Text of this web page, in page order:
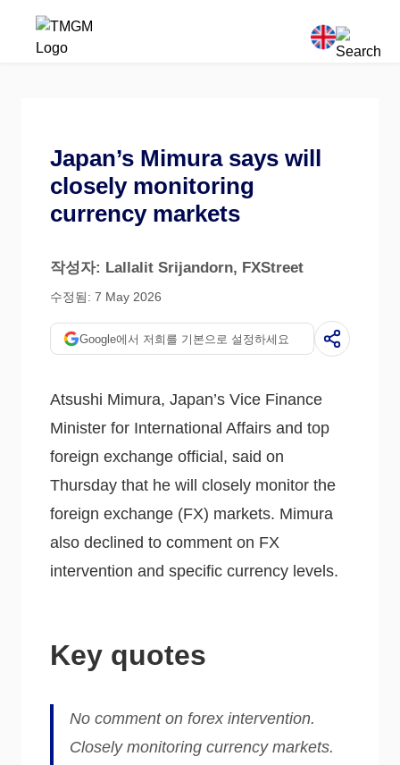
Japan’s Mimura says will
closely monitoring
currency markets
작성자: Lallalit Srijandorn, FXStreet
수정됨: 7 May 2026
Google에서 저희를 기본으로 설정하세요
Atsushi Mimura, Japan’s Vice Finance
Minister for International Affairs and top
foreign exchange official, said on
Thursday that he will closely monitor the
foreign exchange (FX) markets. Mimura
also declined to comment on FX
intervention and specific currency levels.
Key quotes
No comment on forex intervention.
Closely monitoring currency markets.